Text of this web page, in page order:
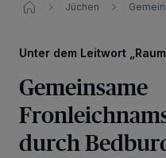
Jüchen
Unter dem Leitwort
Gemeinsame
durch
-Partner
wie Browserdaten oder eindeutige
von OK aktivieren Sie Tracking-